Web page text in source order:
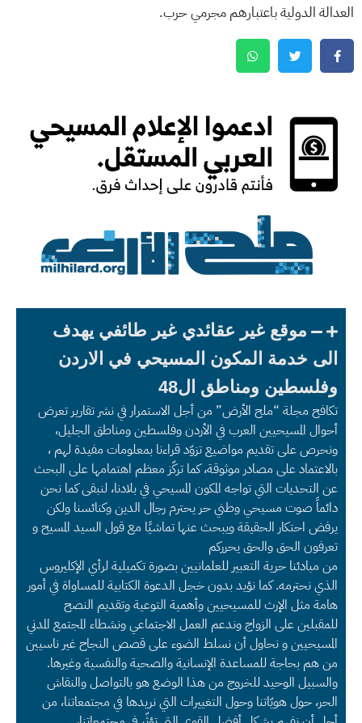
العدالة الدولية باعتبارهم مجرمي حرب.
موقع غير عقائدي غير طائفي يهدف
الى خدمة المكون المسيحي في الاردن
وفلسطين ومناطق ال48
تكافح مجلة “ملح الأرض” من أجل الاستمرار في نشر تقارير تعرض
أحوال المسيحيين العرب في الأردن وفلسطين ومناطق الجليل،
ونحرص على تقديم مواضيع تزوّد قراءنا بمعلومات مفيدة لهم ،
بالاعتماد على مصادر موثوقة، كما تركّز معظم اهتمامها على البحث
عن التحديات التي تواجه المكون المسيحي في بلادنا، لنبقى كما نحن
دائماً صوت مسيحي وطني حر يحترم رجال الدين وكنائسنا ولكن
يرفض احتكار الحقيقة ويبحث عنها تماشيًا مع قول السيد المسيح و
تعرفون الحق والحق يحرركم
من مبادئنا حرية التعبير للعلمانيين بصورة تكميلية لرأي الإكليروس
الذي نحترمه. كما نؤيد بدون خجل الدعوة الكتابية للمساواة في أمور
هامة مثل الإرث للمسيحيين وأهمية التوعية وتقديم النصح
للمقبلين على الزواج وندعم العمل الاجتماعي ونشطاء المجتمع المدني
المسيحيين و نحاول أن نسلط الضوء على قصص النجاح غير ناسيين
من هم بحاجة للمساعدة الإنسانية والصحية والنفسية وغيرها.
والسبيل الوحيد للخروج من هذا الوضع هو بالتواصل والنقاش
الحر، حول هويّاتنا وحول التغييرات التي نريدها في مجتمعاتنا، من